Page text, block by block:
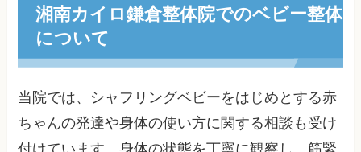
湘南カイロ鎌倉整体院でのベビー整体
について
当院では、シャフリングベビーをはじめとする赤
ちゃんの発達や身体の使い方に関する相談も受け